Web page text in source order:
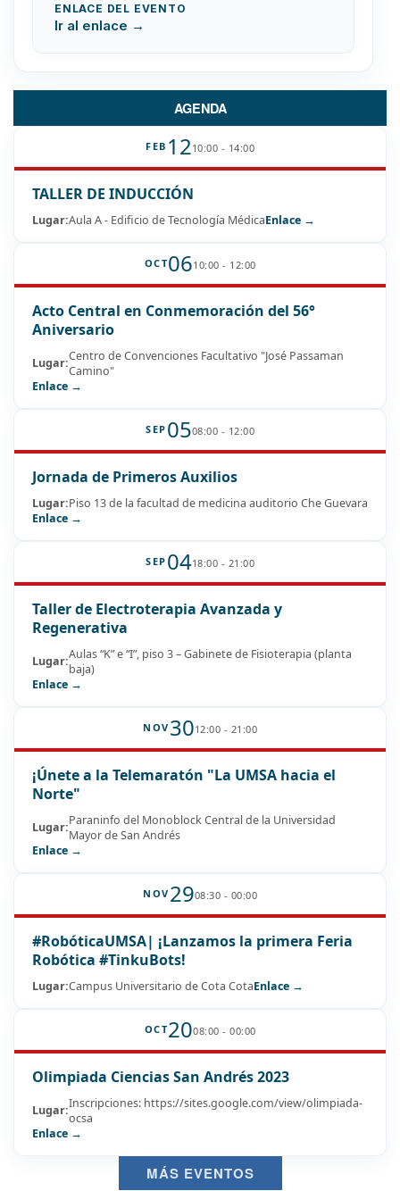
ENLACE DEL EVENTO
Ir al enlace →
AGENDA
FEB 1210:00 - 14:00
TALLER DE INDUCCIÓN
Lugar:Aula A - Edificio de Tecnología MédicaEnlace →
OCT0610:00 - 12:00
Acto Central en Conmemoración del 56°
Aniversario
Lugar:Centro de Convenciones Facultativo "José Passaman
Camino"
Enlace →
SEP 0508:00 - 12:00
Jornada de Primeros Auxilios
Lugar:Piso 13 de la facultad de medicina auditorio Che Guevara
Enlace →
SEP 0418:00 - 21:00
Taller de Electroterapia Avanzada y
Regenerativa
Lugar:Aulas “K” e “I”, piso 3 – Gabinete de Fisioterapia (planta
baja)
Enlace →
NOV 3012:00 - 21:00
¡Únete a la Telemaratón "La UMSA hacia el
Norte"
Lugar:Paraninfo del Monoblock Central de la Universidad
Mayor de San Andrés
Enlace →
NOV 2908:30 - 00:00
#RobóticaUMSA| ¡Lanzamos la primera Feria
Robótica #TinkuBots!
Lugar:Campus Universitario de Cota CotaEnlace →
OCT2008:00 - 00:00
Olimpiada Ciencias San Andrés 2023
Lugar:Inscripciones: https://sites.google.com/view/olimpiada-
ocsa
Enlace →
MÁS EVENTOS